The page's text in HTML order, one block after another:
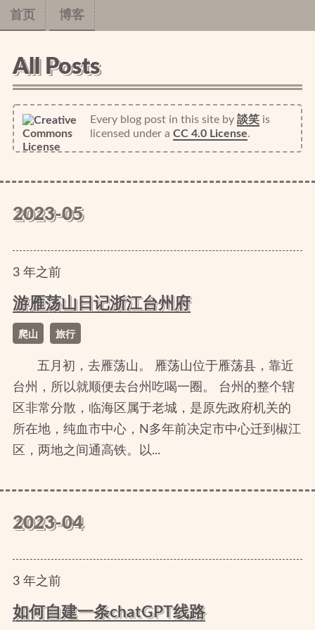
首页 博客
All Posts
Every blog post in this siteby 談笑is
licensed under a CC 4.0 License.
2023-05
3年之前
游雁荡山日记浙江台州府
爬山 旅行
五月初，去雁荡山。 雁荡山位于雁荡县，靠近
台州，所以就顺便去台州吃喝一圈。 台州的整个辖
区非常分散，临海区属于老城，是原先政府机关的
所在地，纯血市中心，N多年前决定市中心迁到椒江
区，两地之间通高铁。以...
2023-04
3年之前
如何自建一条chatGPT线路